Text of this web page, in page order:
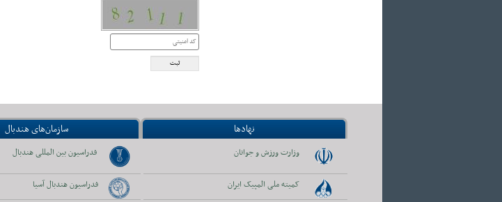
نهادها سازمان‌های هندبال
وزارت ورزش و جوانان فدراسیون بین المللی هندبال
کمیته ملی المپیک ایران
فدراسیون هندبال آسیا